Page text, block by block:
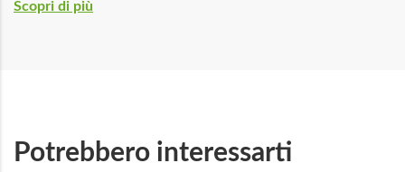
Scopri di più
Potrebbero interessarti